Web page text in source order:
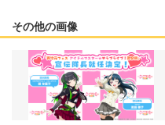
その他の画像